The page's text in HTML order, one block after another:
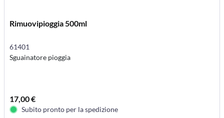
Rimuovipioggia 500ml
61401
Sguainatore pioggia
17,00 €
Subito pronto per la spedizione